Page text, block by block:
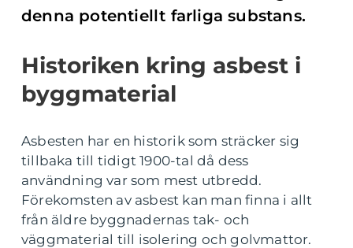
denna potentiellt farliga substans.
Historiken kring asbest i
byggmaterial
Asbesten har en historik som sträcker sig
tillbaka till tidigt 1900-tal då dess
användning var som mest utbredd.
Förekomsten av asbest kan man finna i allt
från äldre byggnadernas tak- och
väggmaterial till isolering och golvmattor.